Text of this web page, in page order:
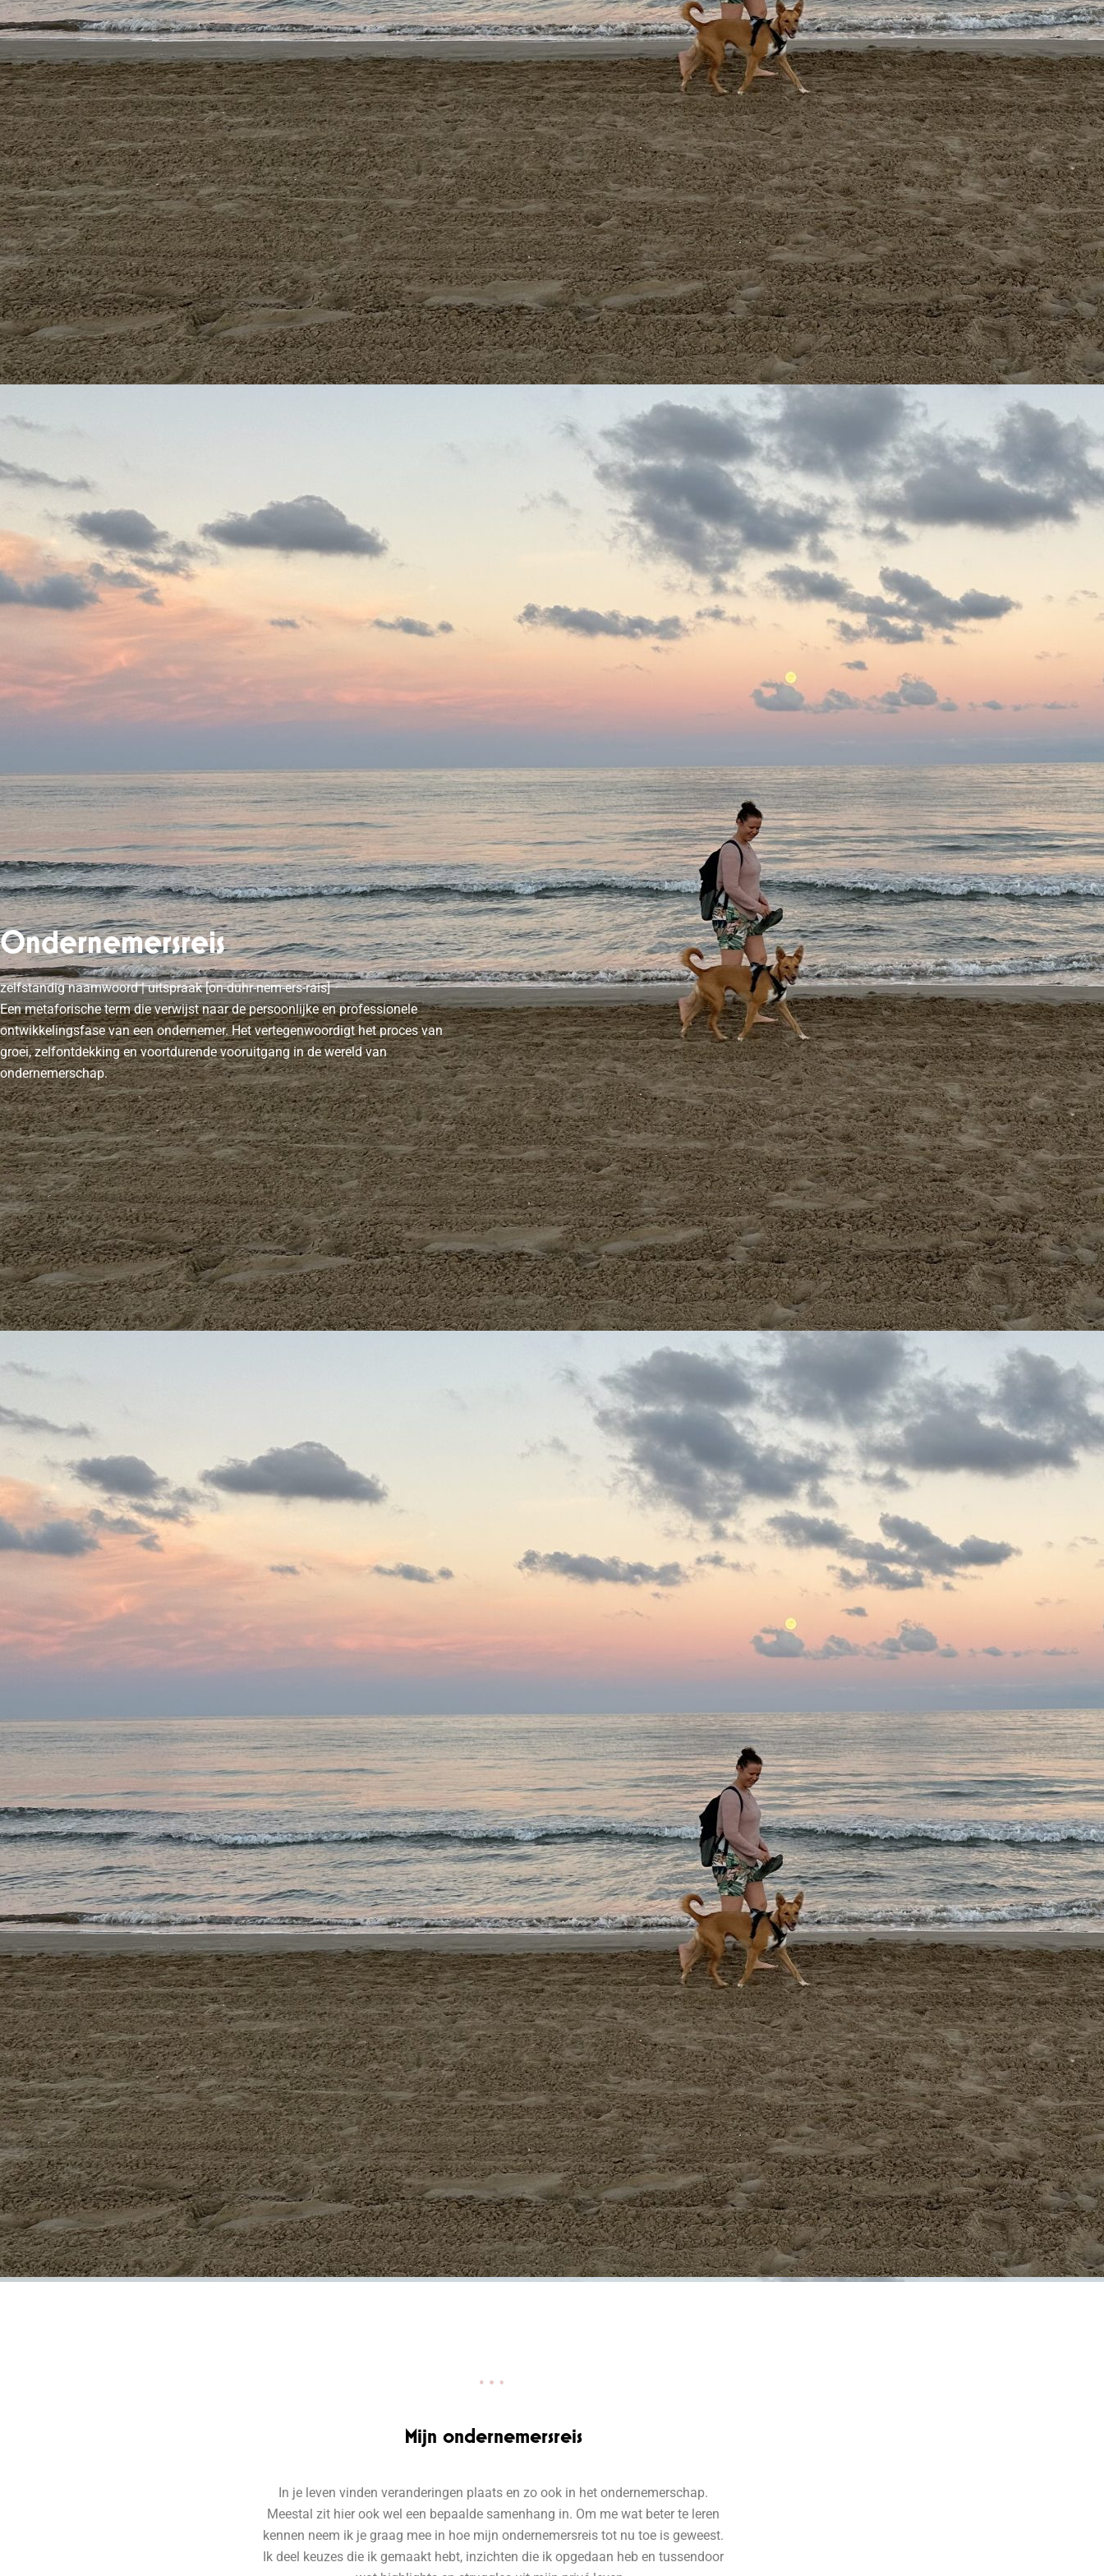
Ondernemersreis
zelfstandig naamwoord | uitspraak [on-duhr-nem-ers-rais]
Een metaforische term die verwijst naar de persoonlijke en professionele
ontwikkelingsfase van een ondernemer. Het vertegenwoordigt het proces van
groei, zelfontdekking en voortdurende vooruitgang in de wereld van
ondernemerschap.
Mijn ondernemersreis
In je leven vinden veranderingen plaats en zo ook in het ondernemerschap.
Meestal zit hier ook wel een bepaalde samenhang in. Om me wat beter te leren
kennen neem ik je graag mee in hoe mijn ondernemersreis tot nu toe is geweest.
Ik deel keuzes die ik gemaakt hebt, inzichten die ik opgedaan heb en tussendoor